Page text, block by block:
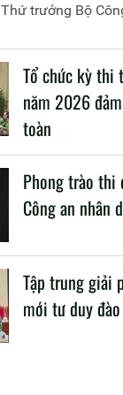
trưởng Bộ
tác giáo dục và
Tổ chức kỳ thi
năm 2026
toàn
Phong trào thi
Công an nhân
Tập trung giải
mới tư duy